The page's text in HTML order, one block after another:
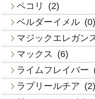
ペコリ
(2)
ベルダーイメル (0)
マジックエレガン
マックス
(6)
ライムフレイバー
ラブリールチア (2)